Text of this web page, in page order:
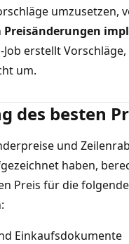
umzusetzen,
Preisänderungen
Job erstellt
um.
des besten
und
haben,
Preis für die
Einkaufsdokumente